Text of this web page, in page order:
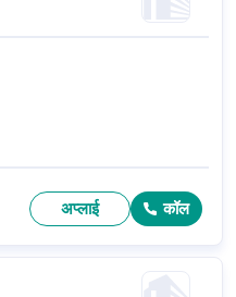
अप्लाई कॉल